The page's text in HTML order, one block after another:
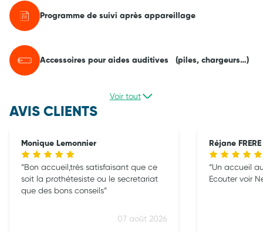
Programme de suivi après appareillage
Accessoires pour aides auditives (piles, chargeurs…)
Voir tout
AVIS CLIENTS
Monique Lemonnier
07 août 2026
Bon accueil,très satisfaisant que ce
soit la prothétesiste ou le secretariat
que des bons conseils
Réjane FRERE
Un accueil
Ecouter voir